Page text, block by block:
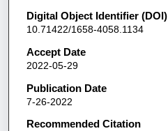
Digital Object Identifier (DOI)
10.71422/1658-4058.1134
Accept Date
2022-05-29
Publication Date
7-26-2022
Recommended Citation